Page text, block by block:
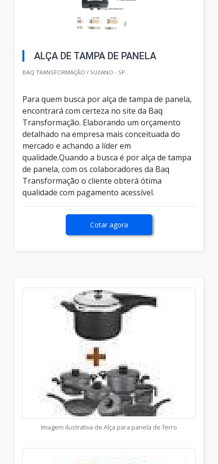
ALÇA DE TAMPA DE PANELA
BAQ TRANSFORMAÇÃO / SUZANO - SP
Para quem busca por alça de tampa de panela,
encontrará com certeza no site da Baq
Transformação. Elaborando um orçamento
detalhado na empresa mais conceituada do
mercado e achando a líder em
qualidade.Quando a busca é por alça de tampa
de panela, com os colaboradores da Baq
Transformação o cliente obterá ótima
qualidade com pagamento acessível.
Cotar agora
Imagem ilustrativa de Alça para panela de ferro